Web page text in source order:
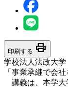
印刷する print
学校法人法政大
「事業承継で会
講義は、本学大